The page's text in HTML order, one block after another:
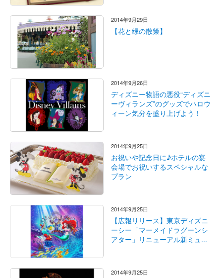
2014年9月29日
【花と緑の散策】
2014年9月26日
ディズニー物語の悪役“ディズニ
ーヴィランズ”のグッズでハロウ
ィーン気分を盛り上げよう！
2014年9月25日
お祝いや記念日に♪ホテルの宴
会場でお祝いするスペシャルな
プラン
2014年9月25日
【広報リリース】東京ディズニ
ーシー「マーメイドラグーンシ
アター」リニューアル新ミュ...
2014年9月25日